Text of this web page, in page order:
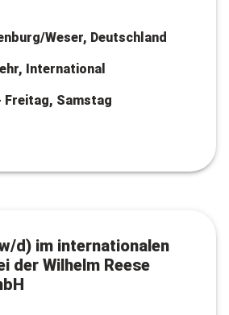
Weser, Deutschland
International
Freitag, Samstag
d) im internationalen
der Wilhelm Reese